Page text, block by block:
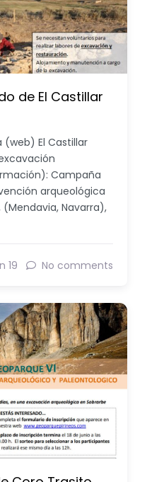
de El Castillar
El Castillar
Campaña
arqueológica
(Mendavia, Navarra),
19 No comments